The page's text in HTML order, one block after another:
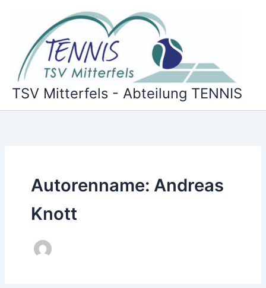
TSV Mitterfels - Abteilung TENNIS
Autorenname: Andreas
Knott